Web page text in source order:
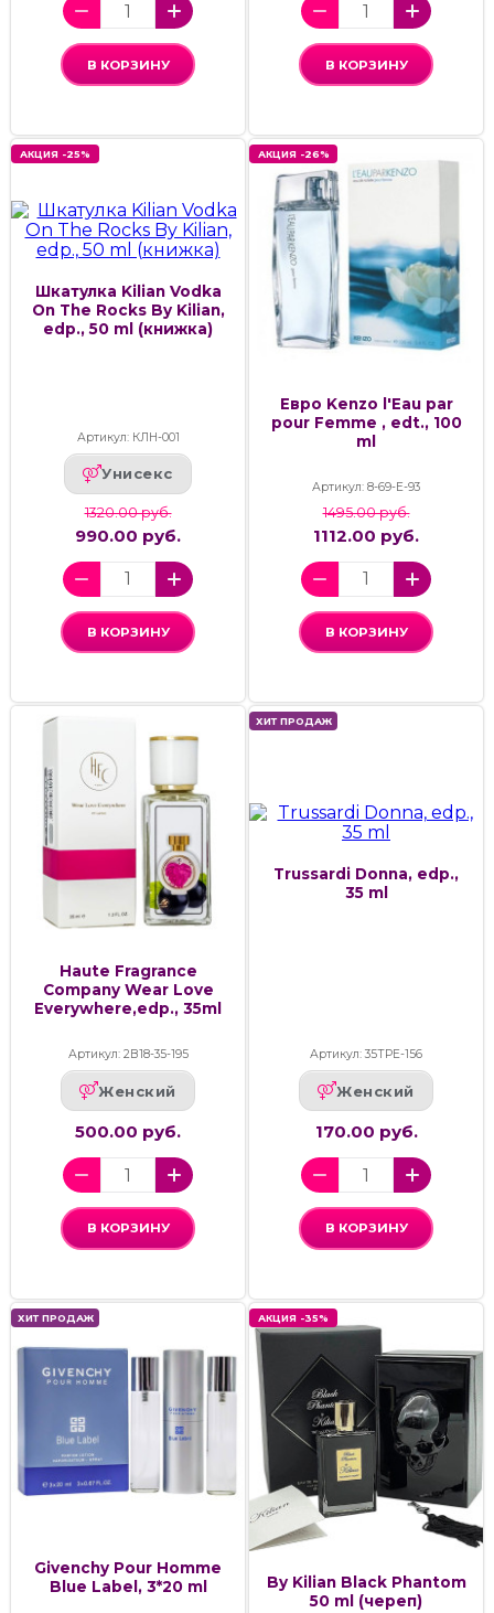
В КОРЗИНУ В КОРЗИНУ
АКЦИЯ -25%
Шкатулка Kilian Vodka
On The Rocks By Kilian,
edp., 50 ml (книжка)
Артикул: КЛН-001
Унисекс
1320.00 руб.
990.00 руб.
В КОРЗИНУ
АКЦИЯ -26%
Евро Kenzo l'Eau par
pour Femme , edt., 100
ml
Артикул: 8-69-Е-93
1495.00 руб.
1112.00 руб.
В КОРЗИНУ
Haute Fragrance
Company Wear Love
Everywhere,edp., 35ml
Артикул: 2В18-35-195
Женский
500.00 руб.
В КОРЗИНУ
ХИТ ПРОДАЖ
Trussardi Donna, edp.,
35 ml
Артикул: 35ТРЕ-156
Женский
170.00 руб.
В КОРЗИНУ
ХИТ ПРОДАЖ
Givenchy Pour Homme
Blue Label, 3*20 ml
АКЦИЯ -35%
By Kilian Black Phantom
50 ml (череп)